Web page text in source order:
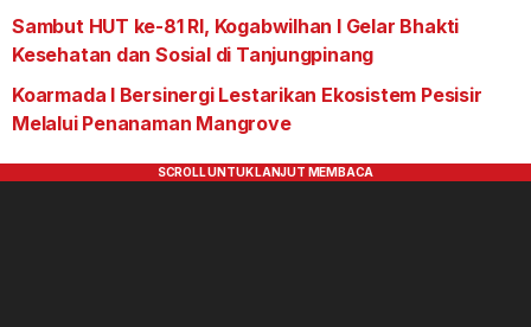
Sambut HUT ke-81 RI, Kogabwilhan I Gelar Bhakti
Kesehatan dan Sosial di Tanjungpinang
Koarmada I Bersinergi Lestarikan Ekosistem Pesisir
Melalui Penanaman Mangrove